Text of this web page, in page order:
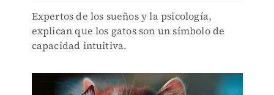
Expertos de los sueños y la psicología,
explican que los gatos son un símbolo de
capacidad intuitiva.